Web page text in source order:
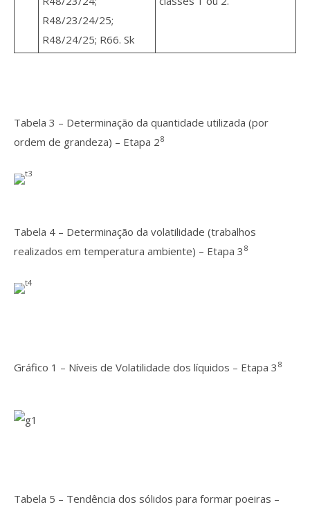
R48/23/24/25;
R48/24/25; R66. Sk
Tabela 3 – Determinação da quantidade utilizada (por
ordem de grandeza) – Etapa 28
Tabela 4 – Determinação da volatilidade (trabalhos
realizados em temperatura ambiente) – Etapa 3 8
Gráfico 1 – Níveis de Volatilidade dos líquidos – Etapa 3 8
Tabela 5 – Tendência dos sólidos para formar poeiras –